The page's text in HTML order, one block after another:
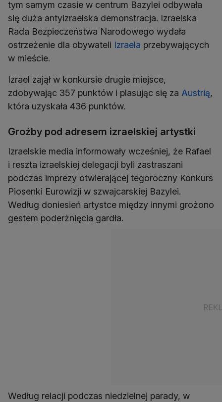
tym samym czasie w centrum Bazylei odbywała
się duża antyizraelska demonstracja. Izraelska
Rada Bezpieczeństwa Narodowego wydała
ostrzeżenie dla obywateli Izraela przebywających
w mieście.
Izrael zajął w konkursie drugie miejsce,
zdobywając 357 punktów i plasując się za Austrią,
która uzyskała 436 punktów.
Groźby pod adresem izraelskiej artystki
Izraelskie media informowały wcześniej, że Rafael
i reszta izraelskiej delegacji byli zastraszani
podczas imprezy otwierającej tegoroczny Konkurs
Piosenki Eurowizji w szwajcarskiej Bazylei.
Według doniesień artystce między innymi grożono
gestem poderżnięcia gardła.
Według relacji podczas niedzielnej parady, w